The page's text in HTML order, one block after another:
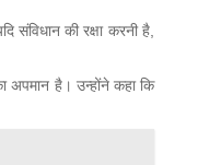
संविधान की रक्षा करनी है,
अपमान है। उन्होंने कहा कि